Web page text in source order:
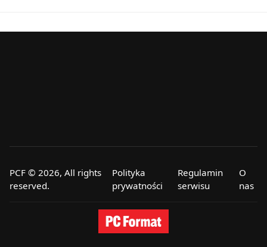
PCF © 2026, All rights
reserved.
Polityka
prywatności
Regulamin
serwisu
O
nas